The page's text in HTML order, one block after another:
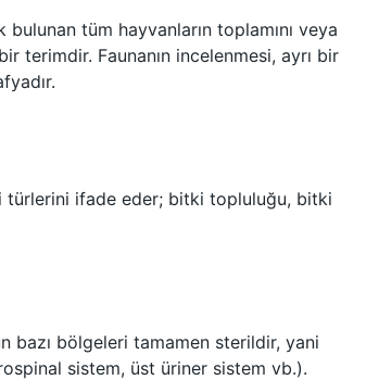
tüm hayvanların toplamını veya
terimdir. Faunanın incelenmesi, ayrı bir
ifade eder; bitki topluluğu, bitki
bazı bölgeleri tamamen sterildir, yani
sistem, üst üriner sistem vb.).